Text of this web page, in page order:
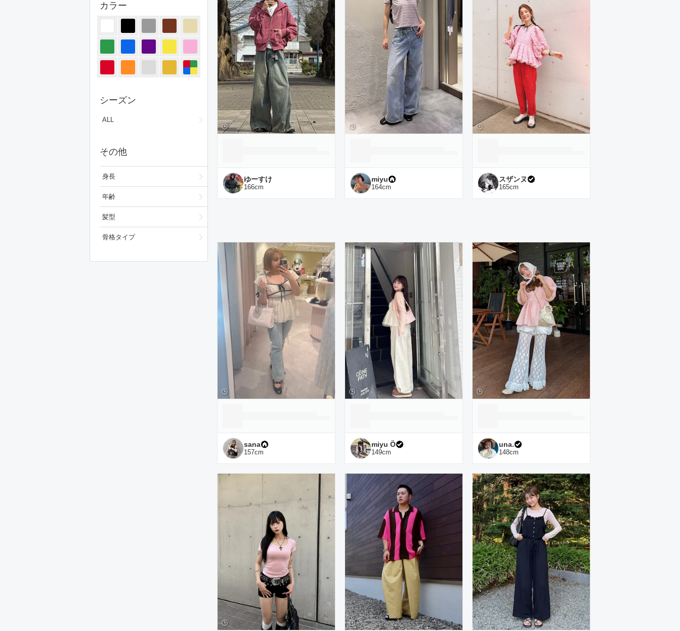
カラー
シーズン
ALL
その他
身長
年齢
髪型
骨格タイプ
ゆーすけ
166cm
miyu
164cm
スザンヌ
165cm
sana
157cm
miyu Ӧ
149cm
una.
148cm